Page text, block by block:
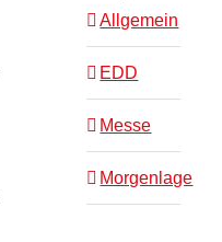
Allgemein
EDD
Messe
Morgenlage